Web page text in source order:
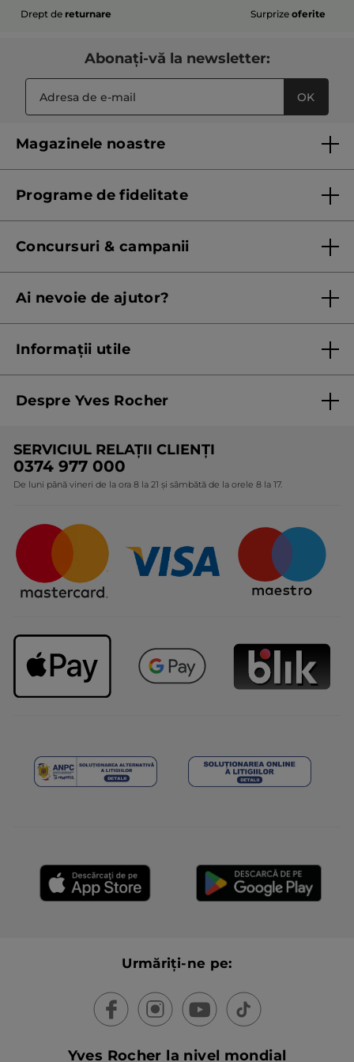
Drept de returnare Surprize oferite
Abonați-vă la newsletter:
OK
Magazinele noastre
Programe de fidelitate
Concursuri & campanii
Listă prețuri standard
Ai nevoie de ajutor?
Informații utile
Termeni și condiții pentru vanzarea la distanță a
Politica de confidențialitate
Protecția Consumatorilor - A.N.P.C.
Despre Yves Rocher
Expertiza noastră botanică
Angajamentele noastre
Întrebări frecvente
SERVICIUL RELAȚII CLIENȚI
0374 977 000
De luni până vineri de la ora 8 la 21 și sâmbătă de la orele 8 la 17.
Urmăriți-ne pe:
Yves Rocher la nivel mondial